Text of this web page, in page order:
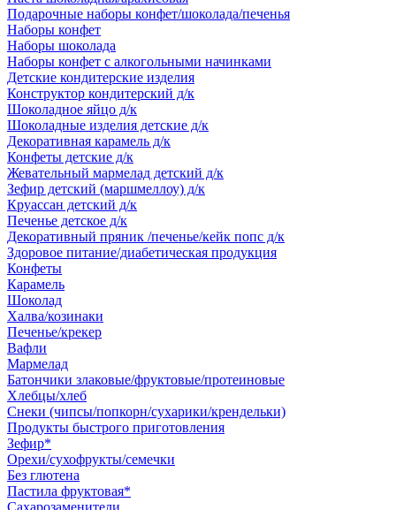
Подарочные наборы конфет/шоколада/печенья
Наборы конфет
Наборы шоколада
Наборы конфет с алкогольными начинками
Детские кондитерские изделия
Конструктор кондитерский д/к
Шоколадное яйцо д/к
Шоколадные изделия детские д/к
Декоративная карамель д/к
Конфеты детские д/к
Жевательный мармелад детский д/к
Зефир детский (маршмеллоу) д/к
Круассан детский д/к
Печенье детское д/к
Декоративный пряник /печенье/кейк попс д/к
Здоровое питание/диабетическая продукция
Конфеты
Карамель
Шоколад
Халва/козинаки
Печенье/крекер
Вафли
Мармелад
Батончики злаковые/фруктовые/протеиновые
Хлебцы/хлеб
Снеки (чипсы/попкорн/сухарики/крендельки)
Продукты быстрого приготовления
Зефир*
Орехи/сухофрукты/семечки
Без глютена
Пастила фруктовая*
Сахарозаменители